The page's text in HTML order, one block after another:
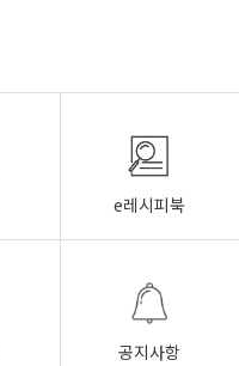
e레시피북
공지사항